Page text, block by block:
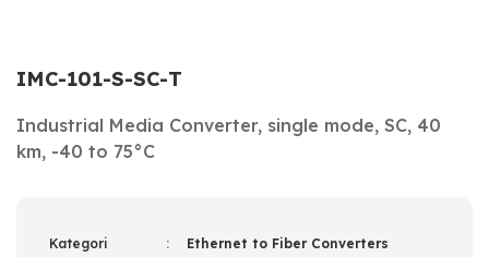
IMC-101-S-SC-T
Industrial Media Converter, single mode, SC, 40
km, -40 to 75°C
Kategori
Ethernet to Fiber Converters